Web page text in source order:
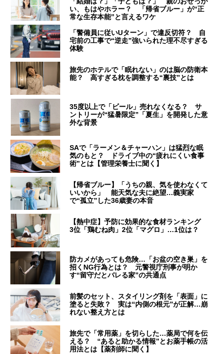
い、もはやホラー？ 「帰省ブルー」が“正
常な生存本能”と言えるワケ
「警備員に従いUターン」で違反切符？ 自
宅前の工事で“逆走”強いられた理不尽すぎる
体験
旅先のホテルで「眠れない」のは脳の防衛本
能？ 高すぎる枕を調整する“裏技”とは
35度以上で「ビール」売れなくなる？ サ
ントリーが“猛暑限定”「夏生」を開発した意
外な背景
SAで「ラーメン＆チャーハン」は猛烈な眠
気のもと？ ドライブ中の“疲れにくい食事
術”とは【管理栄養士に聞く】
【帰省ブルー】「うちの親、気を使わなくて
いいから」 能天気な夫に絶望…義実家
で“孤立”した36歳妻の本音
【熱中症】予防に効果的な食材ランキング
3位「鶏むね肉」2位「マグロ」…1位は？
防カメがあっても危険…「お盆の空き巣」を
招くNG行為とは？ 元警視庁刑事が明か
す“留守だとバレる家”の共通点
前髪のセット、スタイリング剤を「表面」に
塗ると失敗？ 実は“内側の根元”が正解…崩
れない整え方とは
旅先で「常用薬」を切らした…薬局で何を伝
える？ “あると助かる情報”とお薬手帳の活
用法とは【薬剤師に聞く】